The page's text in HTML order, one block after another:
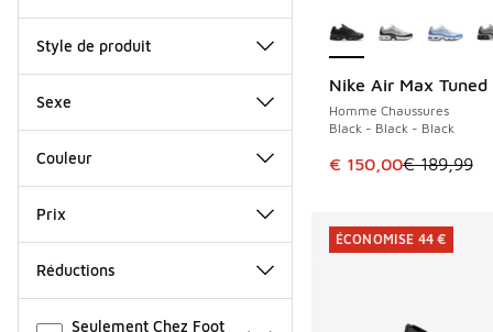
Style de produit
Sexe
Couleur
Prix
Réductions
Seulement Chez Foot
Nike Air Max Tuned
Homme Chaussures
Black - Black - Black
Cet article est en
€ 150,00€ 189,99
ÉCONOMISE 39 €
ÉCONOMISE 44 €